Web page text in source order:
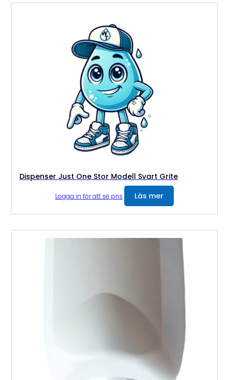
Dispenser Just One Stor Modell Svart Grite
Logga in för att se pris Läs mer